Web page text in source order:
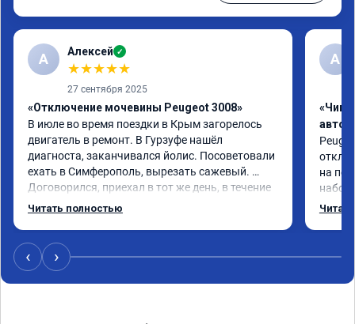
А Алексей ✓
★★★★★
27 сентября 2025
«Отключение мочевины Peugeot 3008»
В июле во время поездки в Крым загорелось
двигатель в ремонт. В Гурзуфе нашёл
диагноста, заканчивался йолис. Посоветовали
ехать в Симферополь, вырезать сажевый.
Договорился, приехал в тот же день, в течение
4-х часов удалили, прошили двигатель, дали
двигателя и резком нажатии на педаль газа,
привык. Всё таки дизель. Два месяца прошло,
всё нормально. Рекомендую. Пежо 3008 2-
Читать полностью
А
«Чип
на
‹ ›